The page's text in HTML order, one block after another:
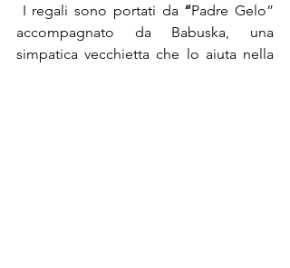
I regali sono portati da “Padre Gelo”
accompagnato da Babuska, una
simpatica vecchietta che lo aiuta nella